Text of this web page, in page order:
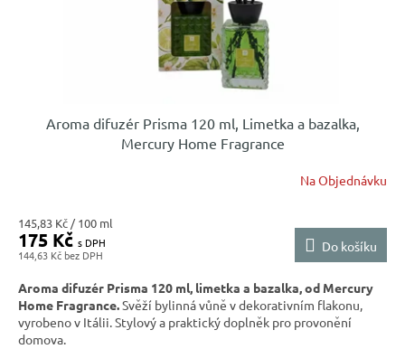
Aroma difuzér Prisma 120 ml, Limetka a bazalka,
Mercury Home Fragrance
Na Objednávku
144,63 Kč
175 Kč
Měrná
cena:
145,83 Kč / 100 ml
Do košíku
Aroma difuzér Prisma 120 ml, limetka a bazalka, od Mercury
Home Fragrance.Svěží bylinná vůně v dekorativním flakonu,
vyrobeno v Itálii. Stylový a praktický doplněk pro provonění
domova.